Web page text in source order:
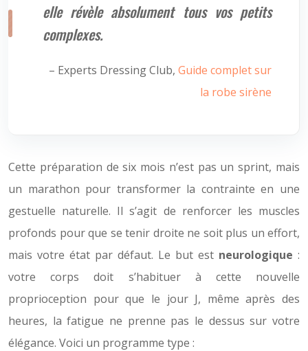
elle révèle absolument tous vos petits
complexes.
– Experts Dressing Club, Guide complet sur
la robe sirène
Cette préparation de six mois n’est pas un sprint, mais
un marathon pour transformer la contrainte en une
gestuelle naturelle. Il s’agit de renforcer les muscles
profonds pour que se tenir droite ne soit plus un effort,
mais votre état par défaut. Le but est neurologique :
votre corps doit s’habituer à cette nouvelle
proprioception pour que le jour J, même après des
heures, la fatigue ne prenne pas le dessus sur votre
élégance. Voici un programme type :